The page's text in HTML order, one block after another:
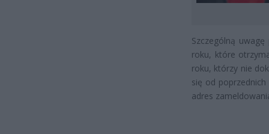
Szczególną
roku, które
roku, którzy nie
się od
adres